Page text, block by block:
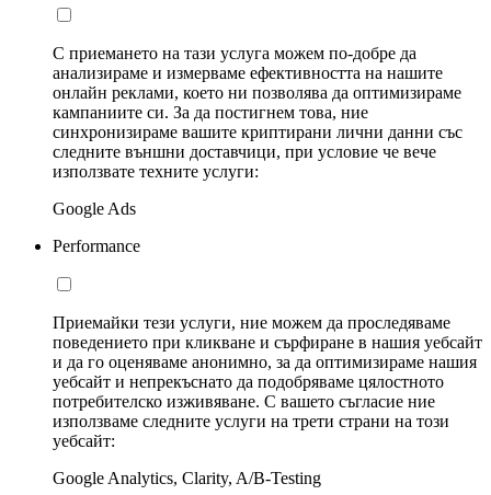
С приемането на тази услуга можем по-добре да
анализираме и измерваме ефективността на нашите
онлайн реклами, което ни позволява да оптимизираме
кампаниите си. За да постигнем това, ние
синхронизираме вашите криптирани лични данни със
следните външни доставчици, при условие че вече
използвате техните услуги:
Google Ads
Performance
Приемайки тези услуги, ние можем да проследяваме
поведението при кликване и сърфиране в нашия уебсайт
и да го оценяваме анонимно, за да оптимизираме нашия
уебсайт и непрекъснато да подобряваме цялостното
потребителско изживяване. С вашето съгласие ние
използваме следните услуги на трети страни на този
уебсайт:
Google Analytics, Clarity, A/B-Testing